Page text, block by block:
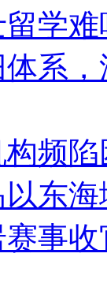
学难
系
频
东
事